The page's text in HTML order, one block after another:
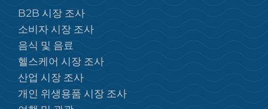
B2B 시장 조사
소비자 시장 조사
음식 및 음료
헬스케어 시장 조사
산업 시장 조사
개인 위생용품 시장 조사